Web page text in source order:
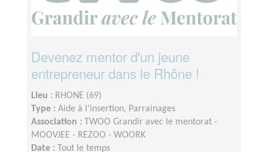
Devenez mentor d'un jeune
entrepreneur dans le Rhône !
Lieu : RHONE (69)
Type : Aide à l'insertion, Parrainages
Association :
TWOO Grandir avec le mentorat -
MOOVJEE - REZOO - WOORK
Date :
Tout le temps